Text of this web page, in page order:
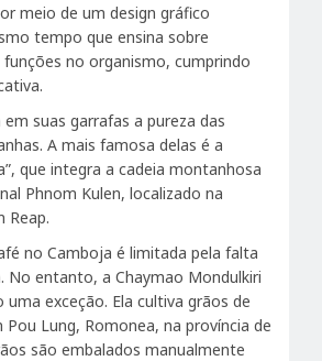
meio de um design gráfico
tempo que ensina sobre
no organismo, cumprindo
suas garrafas a pureza das
A mais famosa delas é a
que integra a cadeia montanhosa
Phnom Kulen, localizado na
Reap.
no Camboja é limitada pela falta
No entanto, a Chaymao Mondulkiri
exceção. Ela cultiva grãos de
Lung, Romonea, na província de
são embalados manualmente